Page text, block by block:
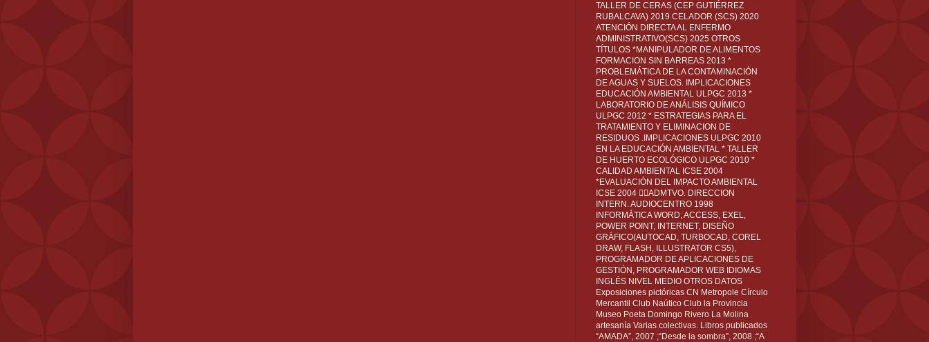
TALLER DE CERAS (CEP GUTIÉRREZ
RUBALCAVA) 2019 CELADOR (SCS) 2020
ATENCIÓN DIRECTA AL ENFERMO
ADMINISTRATIVO(SCS) 2025 OTROS
TÍTULOS *MANIPULADOR DE ALIMENTOS
FORMACION SIN BARREAS 2013 *
PROBLEMÁTICA DE LA CONTAMINACIÓN
DE AGUAS Y SUELOS. IMPLICACIONES
EDUCACIÓN AMBIENTAL ULPGC 2013 *
LABORATORIO DE ANÁLISIS QUÍMICO
ULPGC 2012 * ESTRATEGIAS PARA EL
TRATAMIENTO Y ELIMINACION DE
RESIDUOS .IMPLICACIONES ULPGC 2010
EN LA EDUCACIÓN AMBIENTAL * TALLER
DE HUERTO ECOLÓGICO ULPGC 2010 *
CALIDAD AMBIENTAL ICSE 2004
*EVALUACIÓN DEL IMPACTO AMBIENTAL
ICSE 2004 ADMTVO. DIRECCION
INTERN. AUDIOCENTRO 1998
INFORMÁTICA WORD, ACCESS, EXEL,
POWER POINT, INTERNET, DISEÑO
GRÁFICO(AUTOCAD, TURBOCAD, COREL
DRAW, FLASH, ILLUSTRATOR CS5),
PROGRAMADOR DE APLICACIONES DE
GESTIÓN, PROGRAMADOR WEB IDIOMAS
INGLÉS NIVEL MEDIO OTROS DATOS
Exposiciones pictóricas CN Metropole Círculo
Mercantil Club Naútico Club la Provincia
Museo Poeta Domingo Rivero La Molina
artesanía Varias colectivas. Libros publicados
“AMADA”, 2007 ;“Desde la sombra”, 2008 ;“A